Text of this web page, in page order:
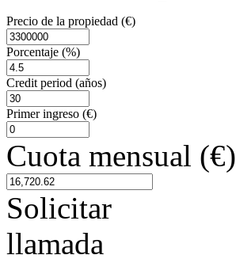
Precio de la propiedad (€)
Porcentaje (%)
Credit period (años)
Primer ingreso (€)
Cuota mensual (€)
Solicitar
llamada